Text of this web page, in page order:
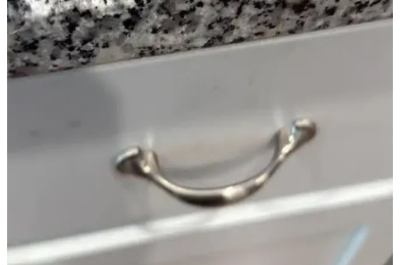
Eski güvenlik sistemlerinin fayanslarda bıraktığı delikler, estetik ve
işlevsellik sorunları yaratır. Kısa vadede boya ve dekoratif çözümler,
uzun vadede ise tam tadilat önerilir.
Bodrum katlarında doğal ışık sınırlıdır; doğru boya renkleri ve alt
tonları seçimi mekanın sıcak ve ferah görünmesini sağlar. Navajo
White, Swiss Coffee gibi renkler detaylıca incelenmiştir.
Tuğla Cepheyi Beyaza Boyamanın Estetik ve Yapısal
Etkileri Üzerine Değerlendirme